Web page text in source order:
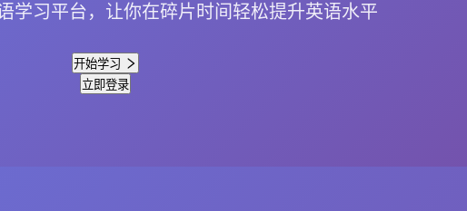
学习平台，让你在碎片时间轻松提升英语水平
开始学习
立即登录